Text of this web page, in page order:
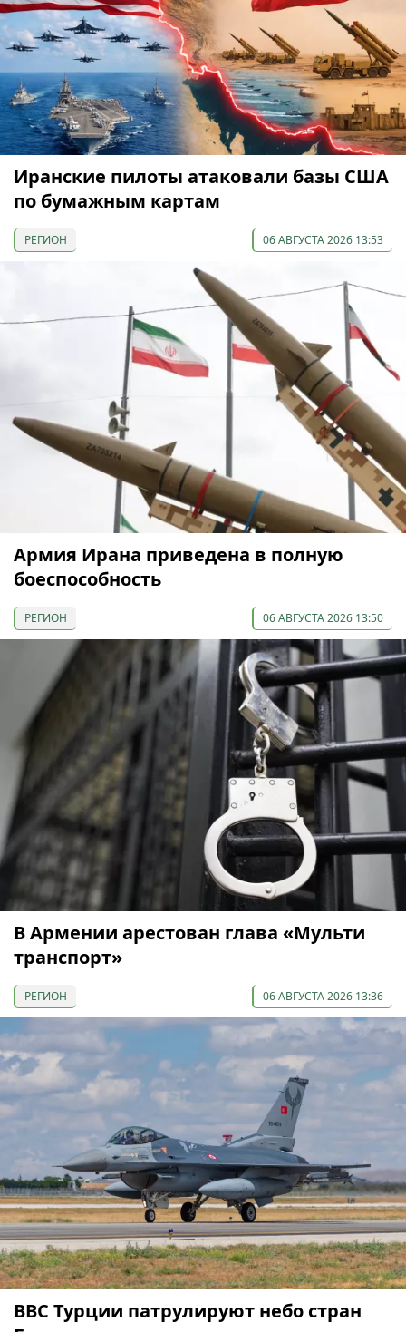
Иранские пилоты атаковали базы США
по бумажным картам
РЕГИОН 06 АВГУСТА 2026 13:53
Армия Ирана приведена в полную
боеспособность
РЕГИОН 06 АВГУСТА 2026 13:50
В Армении арестован глава «Мульти
транспорт»
РЕГИОН 06 АВГУСТА 2026 13:36
ВВС Турции патрулируют небо стран